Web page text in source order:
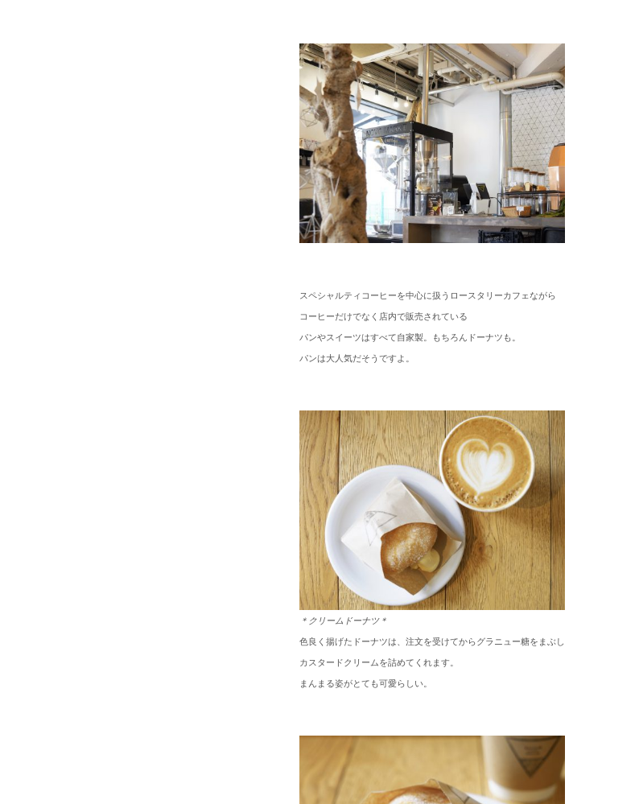
スペシャルティコーヒーを中心に扱うロースタリーカフェながら
コーヒーだけでなく店内で販売されている
パンやスイーツはすべて自家製。 もちろんドーナツも。
パンは大人気だそうですよ。
＊クリームドーナツ＊
色良く揚げたドーナツは、注文を受けてからグラニュー糖をまぶし
カスタードクリームを詰めてくれます。
まんまる姿がとても可愛らしい。